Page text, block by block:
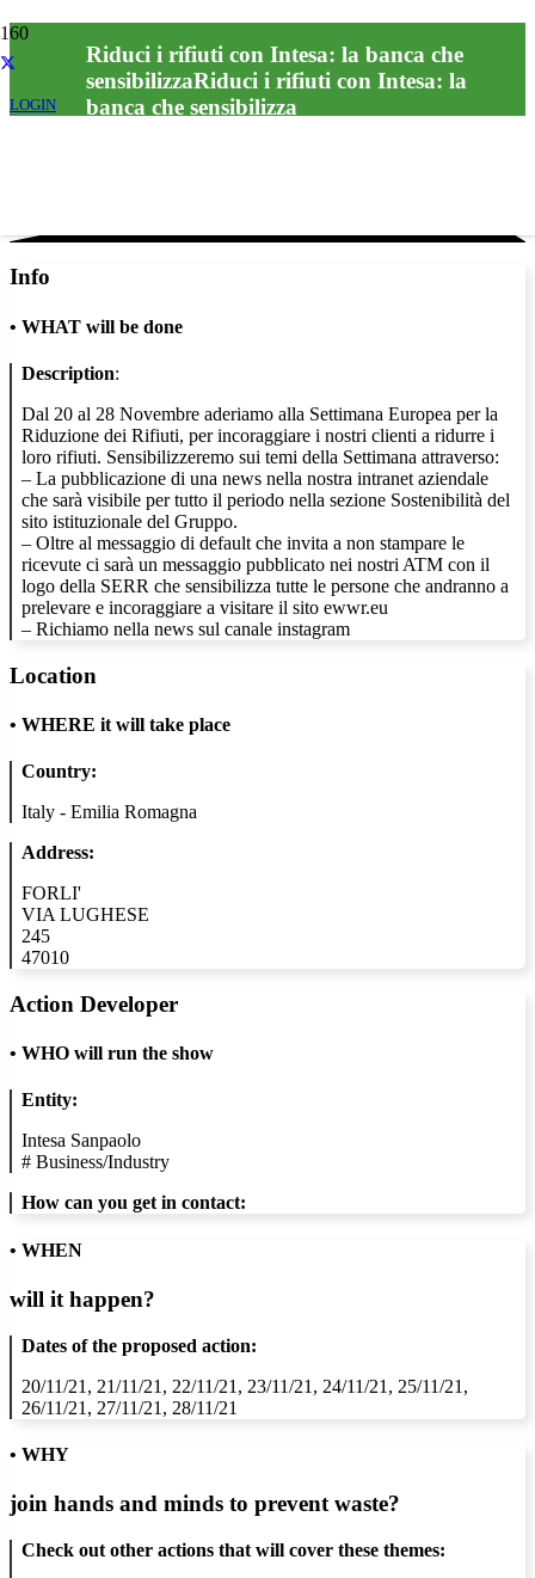
LOGIN
Riduci i rifiuti con Intesa: la banca che
sensibilizzaRiduci i rifiuti con Intesa: la
banca che sensibilizza
Info
• WHAT will be done
Description:
Dal 20 al 28 Novembre aderiamo alla Settimana Europea per la
Riduzione dei Rifiuti, per incoraggiare i nostri clienti a ridurre i
loro rifiuti. Sensibilizzeremo sui temi della Settimana attraverso:
– La pubblicazione di una news nella nostra intranet aziendale
che sarà visibile per tutto il periodo nella sezione Sostenibilità del
sito istituzionale del Gruppo.
– Oltre al messaggio di default che invita a non stampare le
ricevute ci sarà un messaggio pubblicato nei nostri ATM con il
logo della SERR che sensibilizza tutte le persone che andranno a
prelevare e incoraggiare a visitare il sito ewwr.eu
– Richiamo nella news sul canale instagram
Location
• WHERE it will take place
Country:
Italy - Emilia Romagna
Address:
FORLI'
VIA LUGHESE
245
47010
Action Developer
• WHO will run the show
Entity:
Intesa Sanpaolo
# Business/Industry
How can you get in contact:
• WHEN
will it happen?
Dates of the proposed action:
20/11/21, 21/11/21, 22/11/21, 23/11/21, 24/11/21, 25/11/21,
26/11/21, 27/11/21, 28/11/21
• WHY
join hands and minds to prevent waste?
Check out other actions that will cover these themes: